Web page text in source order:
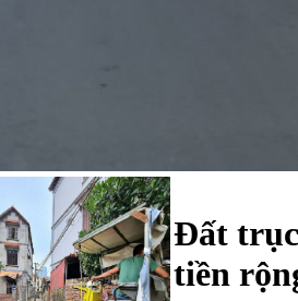
Đất
tiền